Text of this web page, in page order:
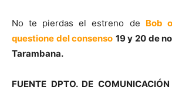
No te pierdas el estreno de Bob
questione del consenso 19 y 20 de
Tarambana.
FUENTE DPTO. DE